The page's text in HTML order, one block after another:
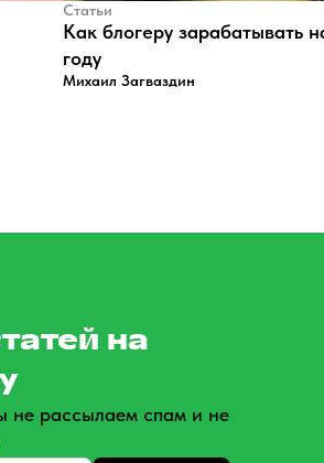
Статьи
Как блогеру зарабатывать
году
Михаил Загваздин
на
не рассылаем спам и не